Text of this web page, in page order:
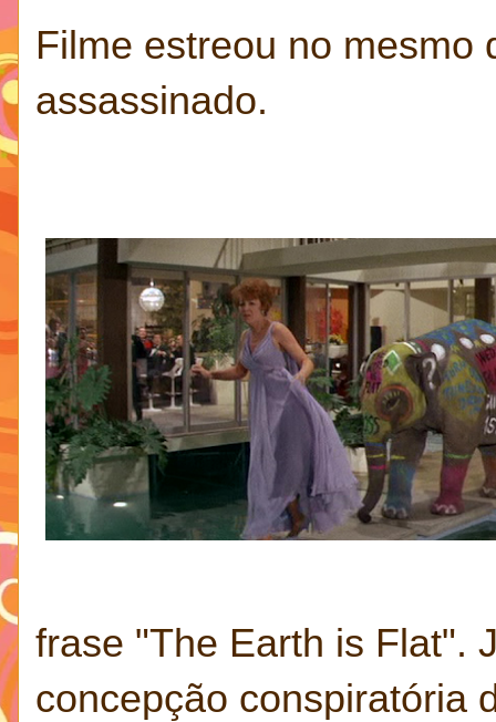
Filme estreou no mesmo
assassinado.
frase "The Earth is Flat".
concepção conspiratória